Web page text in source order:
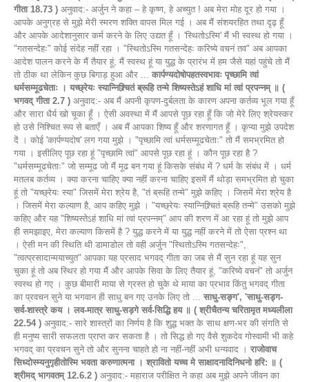
गीता 18.73 ) अनुवाद:- अर्जुन ने कहा – हे कृष्ण, हे अच्युत ! अब मेरा मोह दूर हो गया ।
आपके अनुग्रह से मुझे मेरी स्मरण शक्ति वापस मिल गई । अब मैं संशयरहित तथा दृढ़ हूँ
और आपके आदेशानुसार कर्म करने के लिए उद्यत हूँ । 'स्थितोऽस्मि' मैं भी स्वस्थ हो गया ।
"गतसन्देहः" कोई संदेह नहीं रहा । "स्थितोऽस्मि गतसन्देहः करिष्ये वचनं तव" अब आपका
आदेश पालन करने के मैं तैयार हूं, मैं स्वस्थ हूं या युद्ध के प्रारंभ में हम जैसे यहां पहुंचे तो मैं
तो ठीक था लेकिन कुछ बिगाड़ हुआ और ... कार्पण्यदोषोपहतस्वभावः पृच्छामि त्वां
धर्मसम्मूढचेताः । यच्छ्रेयः स्यान्निश्र्चितं ब्रूहि तन्मे शिष्यस्तेऽहं शाधि मां त्वां प्रपन्नम् ॥ (
भगवद् गीता 2.7 ) अनुवाद:- अब मैं अपनी कृपण-दुर्बलता के कारण अपना कर्तव्य भूल गया हूँ
और सारा धैर्य खो चूका हूँ । ऐसी अवस्था में मैं आपसे पूछ रहा हूँ कि जो मेरे लिए श्रेयस्कर
हो उसे निश्चित रूप से बताएँ । अब मैं आपका शिष्य हूँ और शरणागत हूँ । कृप्या मुझे उपदेश
दें । कोई 'कार्पण्यदोष' लग गया मुझे । "पृच्छामि त्वां धर्मसम्मूढचेताः" तो मैं समभ्रमित हो
गया । इसीलिए पूछ रहा हूं "पृच्छामि त्वां" आपसे पूछ रहा हूं । कौन पूछ रहा है ?
"धर्मसम्मूढचेताः" जो सम्मूढ जो मैं मूढ बन गया हूं किसके संबंध में ? धर्म के संबंध में । धर्म
मतलब कर्तव्य । क्या करना चाहिए क्या नहीं करना चाहिए इसमें मैं थोड़ा समभ्रमित हो चुका
हूं तो "यच्छ्रेयः स्या" जिसमें मेरा श्रेय है, "तं ब्रूहि तन्मे" मुझे कहिए । जिसमें मेरा श्रेय है
। जिसमें मेरा कल्याण है, आप कहिए मुझे । "यच्छ्रेयः स्यान्निश्र्चितं ब्रूहि तन्मे" उसको मुझे
कहिए और यह "शिष्यस्तेऽहं शाधि मां त्वां प्रपन्नम्" आप की शरण में आ रहा हूं तो मुझे आप
ही समझाइए, मेरा कल्याण किसमें है ? युद्ध करने में या युद्ध नहीं करने में तो ऐसा प्रश्न था
। ऐसी मन की स्थिति थी डामाडोल तो वही अर्जुन "स्थितोऽस्मि गतसन्देहः",
"त्वत्प्रसादान्मयाच्युत" आपका यह प्रसाद भगवद् गीता का जब से मैं सुन रहा हूं यह सुन
चुका हूं तो अब स्थिर हो गया मैं और आपके सिवा के लिए तैयार हूं, "करिष्ये वचनं" तो अर्जुन
स्वस्थ हो गए । कुछ बीमारी माया से ग्रस्त हो चुके थे माया का प्रभाव किंतु भगवद् गीता
का प्रवचन सुने या भगवान ही साधु बन गए उनके लिए तो ... साधु-सङ्ग', 'साधु-सड्ग-
सर्व-शास्त्रे कय । लव-मात्र साधु-सड़गे सर्व-सिद्धि हय ॥ ( श्रीचैतन्य चरितामृत मध्यलीला
22.54 ) अनुवाद:- सारे शास्त्रों का निर्णय है कि शुद्ध भक्त के साथ क्षण-भर की संगति से
ही मनुष्य सारी सफलता प्राप्त कर सकता है । तो सिद्ध हो गए वैसे शुकदेव गोस्वामी भी कहे
भगवद् का प्रवचन सुने तो और सुनना चाहते हो ना नहीं-नहीं अभी धन्यवाद । राजोवाच
सिध्दोस्म्यनुगृहीतोस्मि भवता करुणात्मना । श्रावितो यच्च मे साक्षादनादिनिधनो हरि: ॥ (
श्रीमद् भागवतम् 12.6.2 ) अनुवाद:- महाराज परीक्षित ने कहा अब मुझे अपने जीवन का